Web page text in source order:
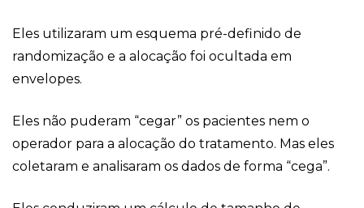
Eles utilizaram um esquema pré-definido de
randomização e a alocação foi ocultada em
envelopes.
Eles não puderam “cegar” os pacientes nem o
operador para a alocação do tratamento. Mas eles
coletaram e analisaram os dados de forma “cega”.